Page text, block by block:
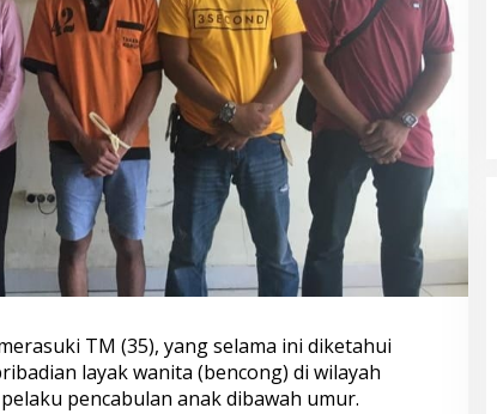
TM (35), yang selama ini diketahui
layak wanita (bencong) di wilayah
pencabulan anak dibawah umur.